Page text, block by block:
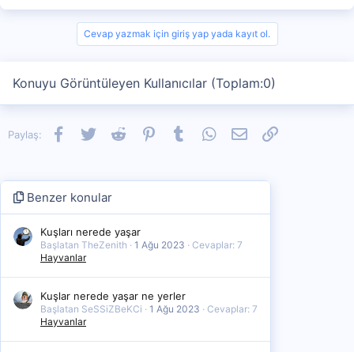
Cevap yazmak için giriş yap yada kayıt ol.
Konuyu Görüntüleyen Kullanıcılar (Toplam:0)
Paylaş: Facebook
TwitterReddit PinterestTumblrWhatsApp
E-postaLink
Benzer konular
Kuşları nerede yaşar
Başlatan TheZenith 1 Ağu 2023
Cevaplar: 7
Hayvanlar
Kuşlar nerede yaşar ne yerler
Başlatan SeSSiZBeKCi 1 Ağu 2023
Cevaplar: 7
Hayvanlar